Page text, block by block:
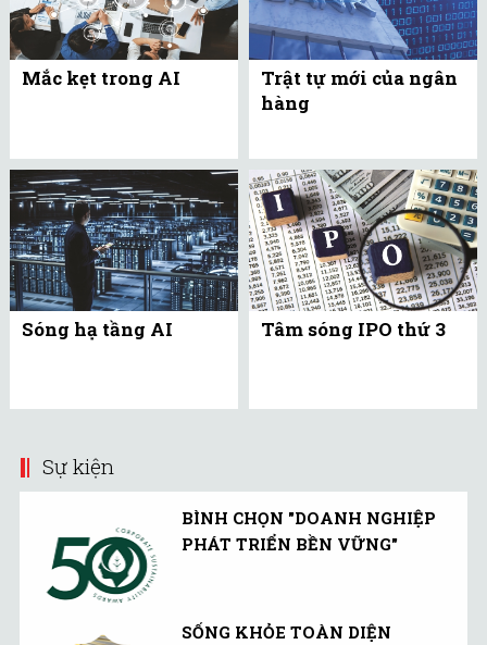
Mắc kẹt trong AI
Trật tự mới của ngân
hàng
Sóng hạ tầng AI Tâm sóng IPO thứ 3
Sự kiện
BÌNH CHỌN "DOANH NGHIỆP
PHÁT TRIỂN BỀN VỮNG"
SỐNG KHỎE TOÀN DIỆN